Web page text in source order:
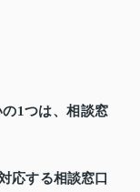
1つは、相談窓
応する相談窓口